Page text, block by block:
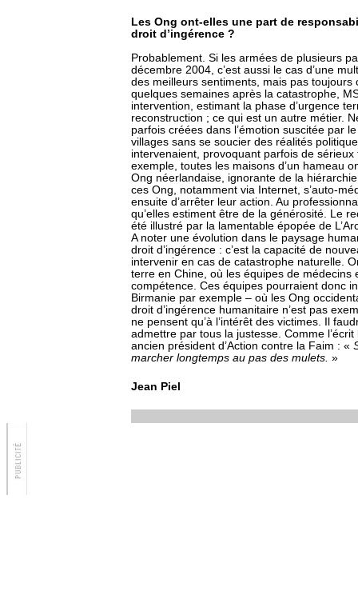
Les Ong ont-elles une part de
droit d’ingérence ?
Probablement. Si les armées de plusieurs
décembre 2004, c’est aussi le cas d’une
des meilleurs sentiments, mais pas
quelques semaines après la catastrophe,
intervention, estimant la phase d’urgence
reconstruction ; ce qui est un autre métier.
parfois créées dans l’émotion suscitée par
villages sans se soucier des réalités
intervenaient, provoquant parfois de
exemple, toutes les maisons d’un hameau
Ong néerlandaise, ignorante de la
ces Ong, notamment via Internet, s’auto-
ensuite d’arrêter leur action. Au
qu’elles estiment être de la générosité. Le
été illustré par la lamentable épopée de
A noter une évolution dans le paysage
droit d’ingérence : c’est la capacité de
intervenir en cas de catastrophe naturelle.
terre en Chine, où les équipes de médecins
compétence. Ces équipes pourraient donc
Birmanie par exemple – où les Ong
droit d’ingérence humanitaire n’est pas
ne pensent qu’à l’intérêt des victimes. Il
admettre par tous la justesse. Comme
ancien président d’Action contre la Faim : «
marcher longtemps au pas des mulets. »
Jean Piel